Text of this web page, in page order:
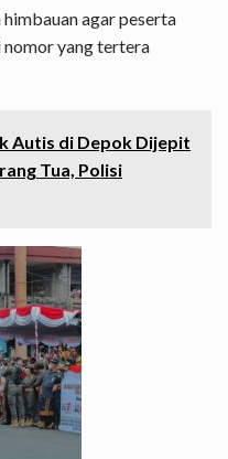
agar peserta
nomor yang tertera
Autis di Depok Dijepit
Tua, Polisi